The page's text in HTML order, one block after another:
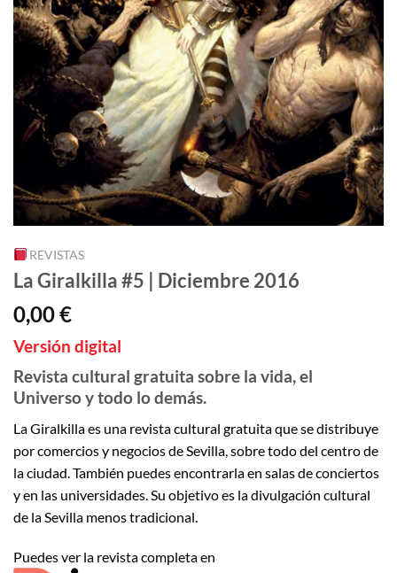
REVISTAS
La Giralkilla #5 | Diciembre 2016
0,00€
Versión digital
Revista cultural gratuita sobre la vida, el
Universo y todo lo demás.
La Giralkilla es una revista cultural gratuita que se distribuye
por comercios y negocios de Sevilla, sobre todo del centro de
la ciudad. También puedes encontrarla en salas de conciertos
y en las universidades. Su objetivo es la divulgación cultural
de la Sevilla menos tradicional.
Puedes ver la revista completa en